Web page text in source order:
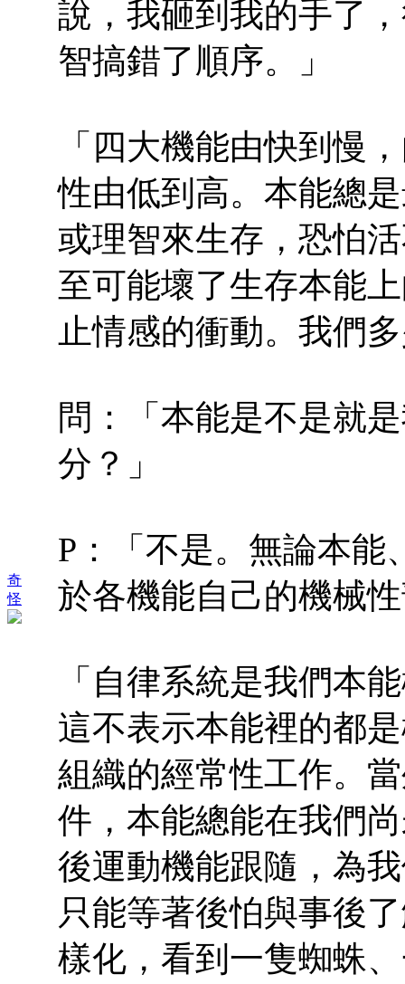
奇
怪
說，我砸到我的手了
智搞錯了順序。」
「四大機能由快到慢
性由低到高。本能總
或理智來生存，恐怕
至可能壞了生存本能
止情感的衝動。我們
問：「本能是不是就
分？」
P：「不是。無論本能
於各機能自己的機械
「自律系統是我們本
這不表示本能裡的都
組織的經常性工作。
件，本能總能在我們
後運動機能跟隨，為
只能等著後怕與事後
樣化，看到一隻蜘蛛